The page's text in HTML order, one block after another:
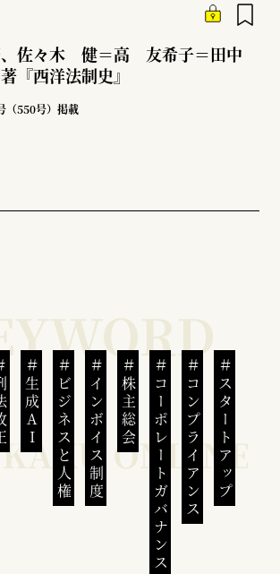
、佐々木 健＝高 友希子＝田中
『西洋法制史』
（550号）掲載
正 生成AI ビジネスと人権インボイス制度 株主総会 コーポレートガバナンスコンプライアンススタートアップ